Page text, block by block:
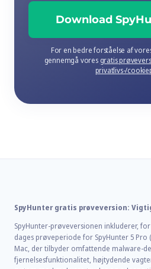
Download
For en bedre forståelse af
gennemgå vores gratis
privatlivs-/
SpyHunter gratis prøveversion:
SpyHunter-prøveversionen inkluderer,
dages prøveperiode for SpyHunter 5 Pro
Mac, der tilbyder omfattende malware-
fjernelsesfunktionalitet, højtydende